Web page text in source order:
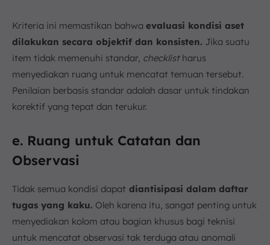
Kriteria ini memastikan bahwa evaluasi kondisi aset
dilakukan secara objektif dan konsisten. Jika suatu
item tidak memenuhi standar, checklistharus
menyediakan ruang untuk mencatat temuan tersebut.
Penilaian berbasis standar adalah dasar untuk tindakan
korektif yang tepat dan terukur.
e. Ruang untuk Catatan dan
Observasi
Tidak semua kondisi dapat diantisipasi dalam daftar
tugas yang kaku. Oleh karena itu, sangat penting untuk
menyediakan kolom atau bagian khusus bagi teknisi
untuk mencatat observasi tak terduga atau anomali